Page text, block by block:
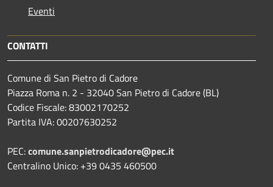
Eventi
CONTATTI
Comune di San Pietro di Cadore
Piazza Roma n. 2 - 32040 San Pietro di Cadore (BL)
Codice Fiscale: 83002170252
Partita IVA: 00207630252
PEC:comune.sanpietrodicadore@pec.it
Centralino Unico: +39 0435 460500